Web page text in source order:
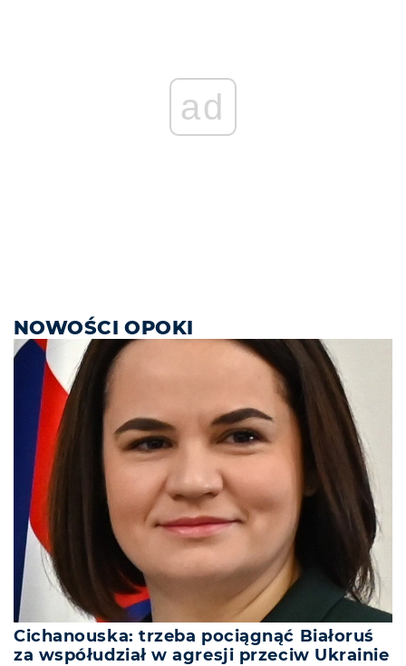
ad
NOWOŚCI OPOKI
Cichanouska: trzeba pociągnąć Białoruś
za współudział w agresji przeciw Ukrainie